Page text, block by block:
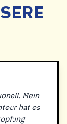
Mein
hat es